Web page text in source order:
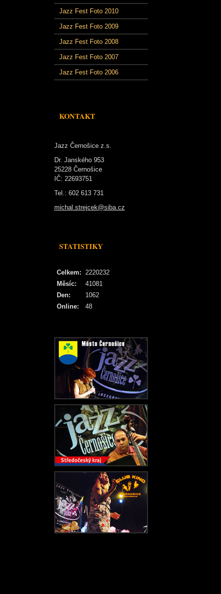
Jazz Fest Foto 2010
Jazz Fest Foto 2009
Jazz Fest Foto 2008
Jazz Fest Foto 2007
Jazz Fest Foto 2006
KONTAKT
Jazz Černošice z.s.
Dr. Janského 953
25228 Černošice
IČ: 22693751
Tel.: 602 613 731
michal.strejcek@siba.cz
STATISTIKY
Online: 48
Celkem: 2220232
Měsíc:
41081
Den:
1062